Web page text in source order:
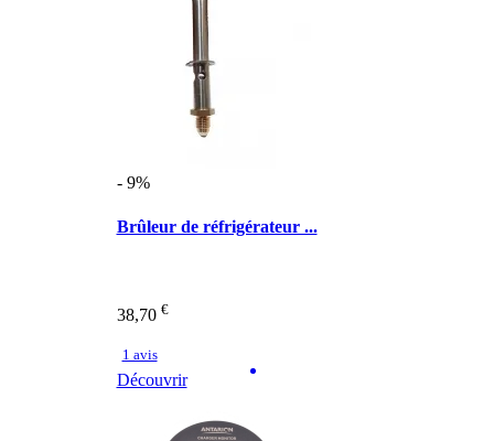
- 9%
Brûleur de réfrigérateur ...
38,70 €
1 avis
Découvrir